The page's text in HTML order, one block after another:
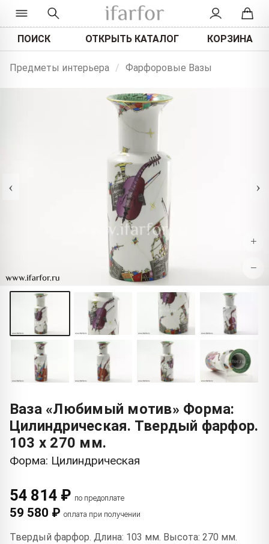
ПОИСК ОТКРЫТЬ КАТАЛОГ КОРЗИНА
Предметы интерьера / Фарфоровые Вазы
‹ ›
+
−
Ваза «Любимый мотив» Форма:
Цилиндрическая. Твердый фарфор.
103 x 270 мм.
Форма: Цилиндрическая
54 814 ₽ по предоплате
59 580 ₽ оплата при получении
Твердый фарфор. Длина: 103 мм. Высота: 270 мм.